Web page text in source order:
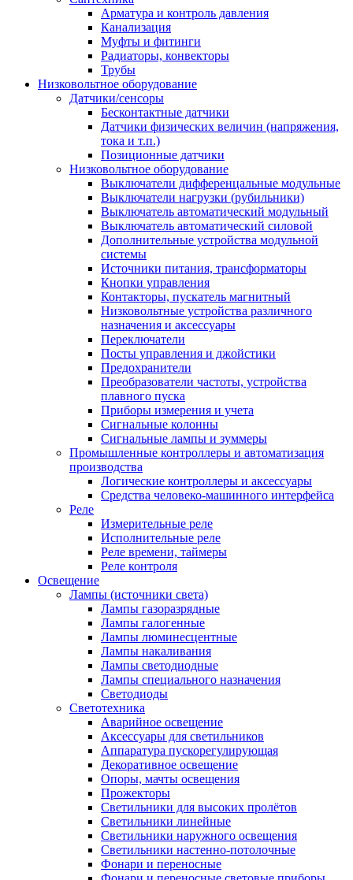
Арматура и контроль давления
Канализация
Муфты и фитинги
Радиаторы, конвекторы
Трубы
Низковольтное оборудование
Датчики/сенсоры
Бесконтактные датчики
Датчики физических величин (напряжения,
тока и т.п.)
Позиционные датчики
Низковольтное оборудование
Выключатели дифференцальные модульные
Выключатели нагрузки (рубильники)
Выключатель автоматический модульный
Выключатель автоматический силовой
Дополнительные устройства модульной
системы
Источники питания, трансформаторы
Кнопки управления
Контакторы, пускатель магнитный
Низковольтные устройства различного
назначения и аксессуары
Переключатели
Посты управления и джойстики
Предохранители
Преобразователи частоты, устройства
плавного пуска
Приборы измерения и учета
Сигнальные колонны
Сигнальные лампы и зуммеры
Промышленные контроллеры и автоматизация
производства
Логические контроллеры и аксессуары
Средства человеко-машинного интерфейса
Реле
Измерительные реле
Исполнительные реле
Реле времени, таймеры
Реле контроля
Освещение
Лампы (источники света)
Лампы газоразрядные
Лампы галогенные
Лампы люминесцентные
Лампы накаливания
Лампы светодиодные
Лампы специального назначения
Светодиоды
Светотехника
Аварийное освещение
Аксессуары для светильников
Аппаратура пускорегулирующая
Декоративное освещение
Опоры, мачты освещения
Прожекторы
Светильники для высоких пролётов
Светильники линейные
Светильники наружного освещения
Светильники настенно-потолочные
Фонари и переносные